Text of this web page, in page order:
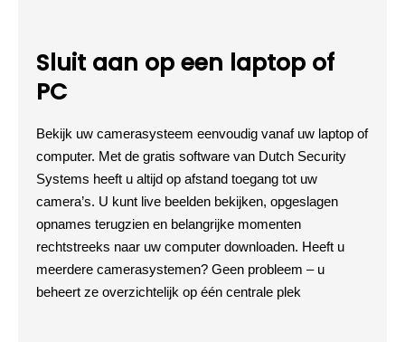
Sluit aan op een laptop of
PC
Bekijk uw camerasysteem eenvoudig vanaf uw laptop of
computer. Met de gratis software van Dutch Security
Systems heeft u altijd op afstand toegang tot uw
camera’s. U kunt live beelden bekijken, opgeslagen
opnames terugzien en belangrijke momenten
rechtstreeks naar uw computer downloaden. Heeft u
meerdere camerasystemen? Geen probleem – u
beheert ze overzichtelijk op één centrale plek